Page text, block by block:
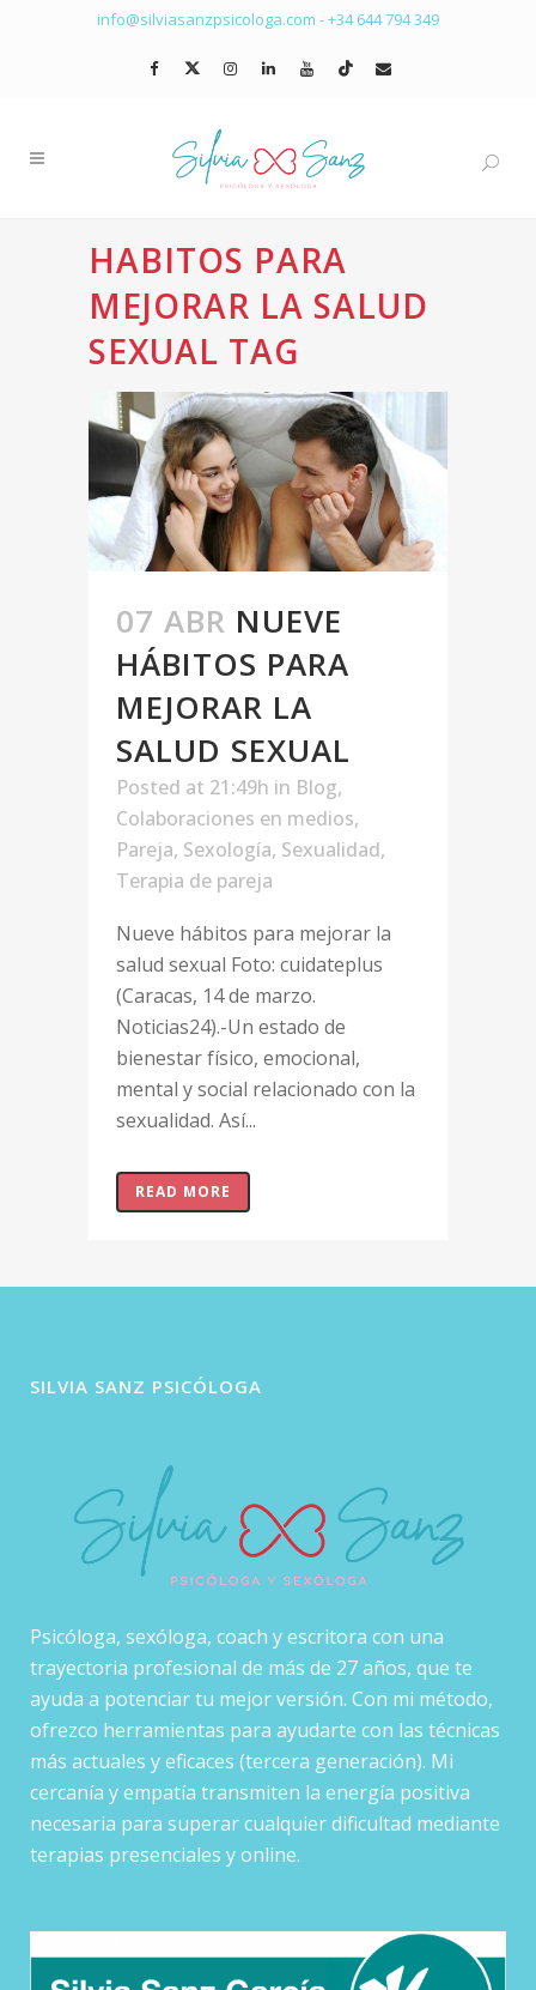
info@silviasanzpsicologa.com -+34 644 794 349
HABITOS PARA
MEJORAR LA SALUD
SEXUAL TAG
07 ABR NUEVE
HÁBITOS PARA
MEJORAR LA
SALUD SEXUAL
Posted at 21:49h in Blog,
Colaboraciones en medios,
Pareja, Sexología, Sexualidad,
Terapia de pareja
Nueve hábitos para mejorar la
salud sexual Foto: cuidateplus
(Caracas, 14 de marzo.
Noticias24).-Un estado de
bienestar físico, emocional,
mental y social relacionado con la
sexualidad. Así...
READ MORE
SILVIA SANZ PSICÓLOGA
Psicóloga, sexóloga, coach y escritora con una
trayectoria profesional de más de 27 años, que te
ayuda a potenciar tu mejor versión. Con mi método,
ofrezco herramientas para ayudarte con las técnicas
más actuales y eficaces (tercera generación). Mi
cercanía y empatía transmiten la energía positiva
necesaria para superar cualquier dificultad mediante
terapias presenciales y online.